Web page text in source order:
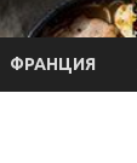
ФРАНЦИЯ